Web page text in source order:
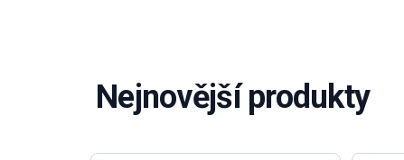
Nejnovější produkty